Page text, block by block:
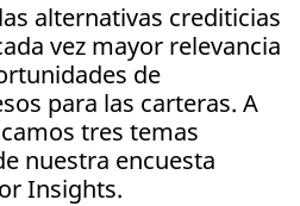
alternativas crediticias
vez mayor relevancia
de
para las carteras. A
tres temas
nuestra encuesta
Insights.